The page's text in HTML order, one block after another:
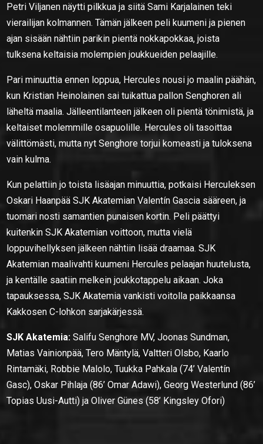
Petri Viljanen näytti pilkkua ja siitä Sami Karjalainen teki
vierailijan kolmannen. Tämän jälkeen peli kuumeni ja pienen
ajan sisään nähtiin parikin pientä nokkapokkaa, joista
tulksena keltaisia molempien joukkueiden pelaajille.
Pari minuuttia ennen loppua, Hercules nousi jo maalin päähän,
kun Kristian Heinolainen sai tuikattua pallon Senghoren ali
läheltä maalia. Jälleentilanteen jälkeen oli pientä tönimistä, ja
keltaiset molemmille osapuolille. Hercules oli tasoittaa
välittömästi, mutta nyt Senghore torjui komeasti ja tuloksena
vain kulma.
Kun pelattiin jo toista lisäajan minuuttia, potkaisi Herculeksen
Oskari Haanpää SJK Akatemian Valentín Gascia sääreen, ja
tuomari nosti samantien punaisen kortin. Peli päättyi
kuitenkin SJK Akatemian voittoon, mutta vielä
loppuvihellyksen jälkeen nähtiin lisää draamaa. SJK
Akatemian maalivahti kuumeni Hercules pelaajan huutelusta,
ja kentälle saatiin melkein joukkotappelu aikaan. Joka
tapauksessa, SJK Akatemia vankisti voitolla paikkaansa
Kakkosen C-lohkon sarjakärjessä.
SJK Akatemia: Salifu Senghore MV, Joonas Sundman,
Matias Vainionpää, Tero Mäntylä, Valtteri Olsbo, Kaarlo
Rintamäki, Robbie Malolo, Tuukka Pahkala (74’ Valentín
Gasc), Oskar Pihlaja (86’ Omar Adawi), Georg Westerlund (86’
Topias Uusi-Autti) ja Oliver Günes (58’ Kingsley Ofori)